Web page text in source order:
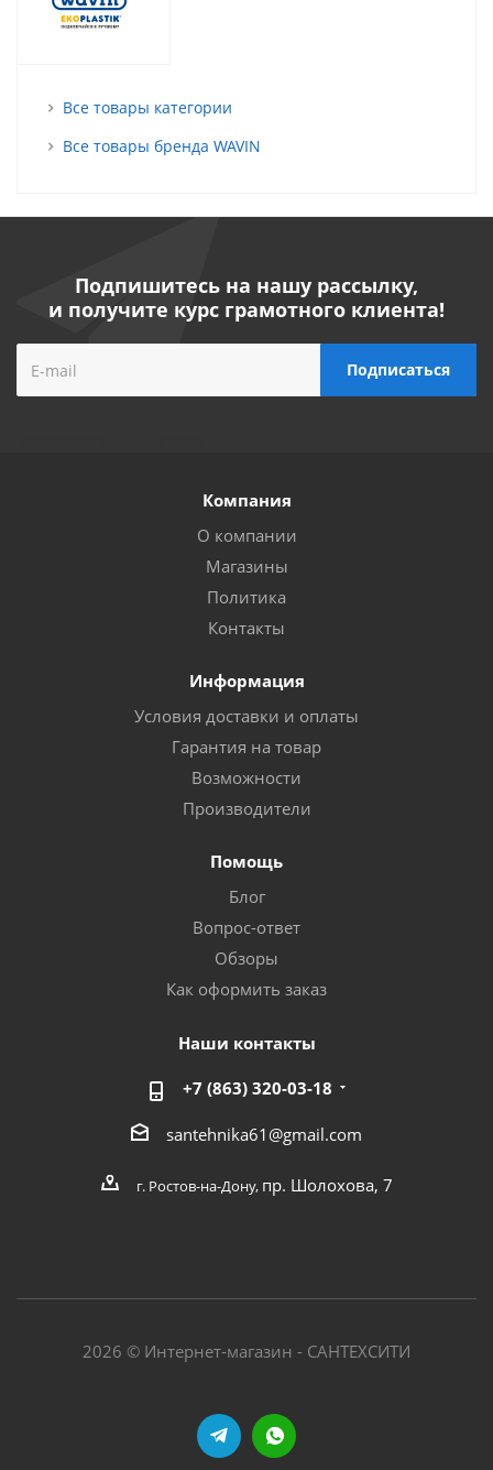
Все товары категории
Все товары бренда WAVIN
Подпишитесь на нашу рассылку,
и получите курс грамотного клиента!
Компания
О компании
Магазины
Политика
Контакты
Информация
Условия доставки и оплаты
Гарантия на товар
Возможности
Производители
Помощь
Блог
Вопрос-ответ
Обзоры
Как оформить заказ
Наши контакты
+7 (863) 320-03-18
santehnika61@gmail.com
г. Ростов-на-Дону, пр. Шолохова, 7
2026 © Интернет-магазин - САНТЕХСИТИ